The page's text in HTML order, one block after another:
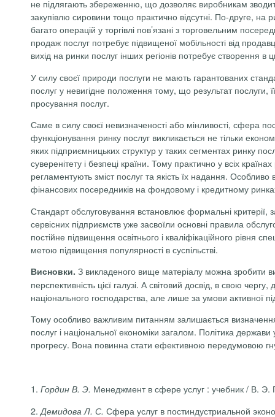
не підлягають збереженню, що дозволяє виробникам
закупівлю сировини тощо практично відсутні. По-друге, на
багатооперацій у торгівлі пов’язані з торговельним
продаж послуг потребує підвищеної мобільності від
вихід на ринки послуг інших регіонів потребує створення в
У силу своєї природи послуги не мають гарантованих
послуг у невигідне положення тому, що результат
просування послуг.
Саме в силу своєї невизначеності або мінливості, сфера
функціонування ринку послуг викликається не тільки
яких підприємницьких структур у таких сегментах ринку
суверенітету і безпеці країни. Тому практично у всіх
регламентують зміст послуг та якість їх надання.
фінансових посередників на фондовому і кредитному
Стандарт обслуговування встановлює формальні критерії,
сервісних підприємств уже засвоїли основні правила
постійне підвищення освітнього і кваліфікаційного рівня
метою підвищення популярності в суспільстві.
Висновки. З викладеного вище матеріалу можна зробити
перспективність цієї галузі. А світовий досвід, в свою
національного господарства, але лише за умови ак­тивної
Тому особливо важливим питанням залишається
послуг і національної економіки загалом. Політика
прогре­су. Вона повинна стати ефективною передумовою
1. Гордин В. Э. Менеджмент в сфере услуг : учебник/ В. Э.
2. Демидова Л. С. Сфера услуг в постиндустриальной